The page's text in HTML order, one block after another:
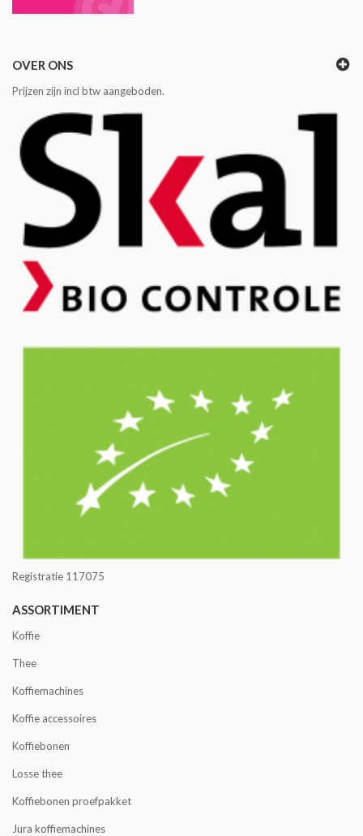
OVER ONS
Prijzen zijn incl btw aangeboden.
Registratie 117075
ASSORTIMENT
Koffie
Thee
Koffiemachines
Koffie accessoires
Koffiebonen
Losse thee
Koffiebonen proefpakket
Jura koffiemachines